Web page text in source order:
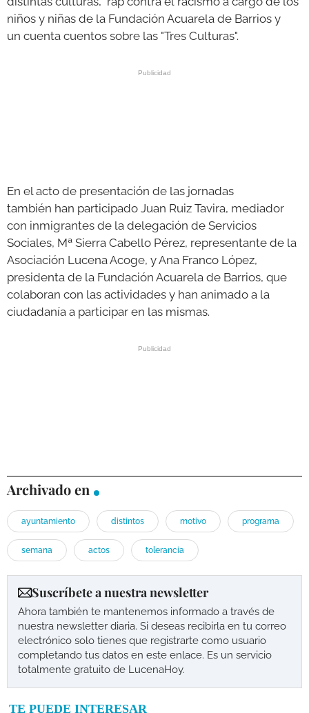
niños y niñas de la Fundación Acuarela de Barrios y
un cuenta cuentos sobre las "Tres Culturas".
En el acto de presentación de las jornadas
también han participado Juan Ruiz Tavira, mediador
con inmigrantes de la delegación de Servicios
Sociales, Mª Sierra Cabello Pérez, representante de la
Asociación Lucena Acoge, y Ana Franco López,
presidenta de la Fundación Acuarela de Barrios, que
colaboran con las actividades y han animado a la
ciudadanía a participar en las mismas.
Archivado en
ayuntamiento distintos motivo programa
semana actos tolerancia
Suscríbete a nuestra newsletter
Ahora también te mantenemos informado a través de
nuestra newsletter diaria. Si deseas recibirla en tu correo
electrónico solo tienes que registrarte como usuario
completando tus datos en este enlace. Es un servicio
totalmente gratuito de LucenaHoy.
TE PUEDE INTERESAR